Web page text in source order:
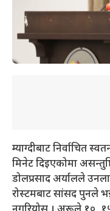
म्याग्दीबाट निर्वाचित
मिनेट दिइएकोमा
डोलप्रसाद अर्यालले
रोस्टमबाट सांसद पुनले